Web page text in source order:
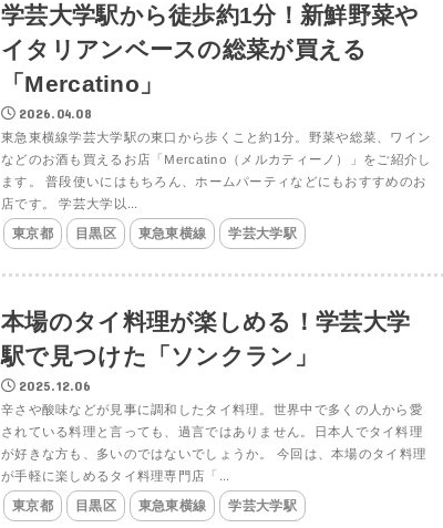
学芸大学駅から徒歩約1分！新鮮野菜や
イタリアンベースの総菜が買える
「Mercatino」
2026.04.08
東急東横線学芸大学駅の東口から歩くこと約1分。野菜や総菜、ワイン
などのお酒も買えるお店「Mercatino（メルカティーノ）」をご紹介し
ます。 普段使いにはもちろん、ホームパーティなどにもおすすめのお
店です。 学芸大学以...
東京都 目黒区 東急東横線 学芸大学駅
本場のタイ料理が楽しめる！学芸大学
駅で見つけた「ソンクラン」
2025.12.06
辛さや酸味などが見事に調和したタイ料理。世界中で多くの人から愛
されている料理と言っても、過言ではありません。日本人でタイ料理
が好きな方も、多いのではないでしょうか。 今回は、本場のタイ料理
が手軽に楽しめるタイ料理専門店「...
東京都 目黒区 東急東横線 学芸大学駅